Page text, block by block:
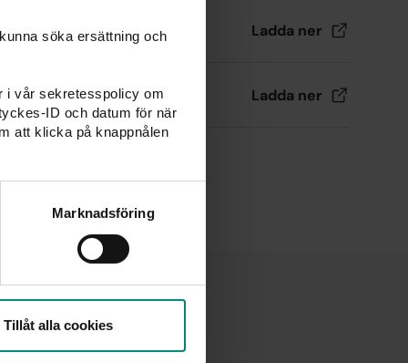
söka ersättning och
i vår sekretesspolicy om
ID och datum för när
att klicka på knappnålen
Marknadsföring
Tillåt alla cookies
Ladda ner
Ladda ner